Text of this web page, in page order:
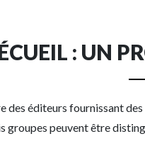
: UN
éditeurs fournissant
groupes peuvent être